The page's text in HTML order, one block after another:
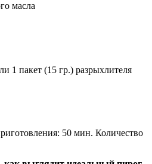
масла
1 пакет (15 гр.) разрыхлителя
50 мин. Количество